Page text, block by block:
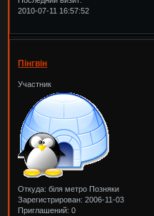
2010-07-11 16:57:52
Пінгвін
Участник
Откуда: біля метро Позняки
Зарегистрирован: 2006-11-03
Приглашений: 0